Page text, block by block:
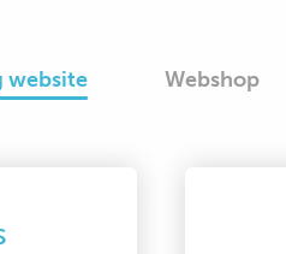
website Webshop